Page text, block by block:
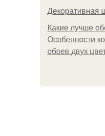
Декоративная
Какие лучше
Особенности
обоев двух